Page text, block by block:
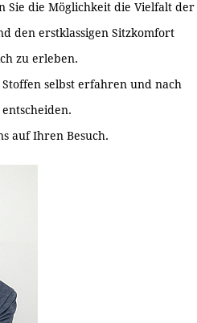
Sie die Möglichkeit die Vielfalt der
den erstklassigen Sitzkomfort
zu erleben.
selbst erfahren und nach
auf Ihren Besuch.